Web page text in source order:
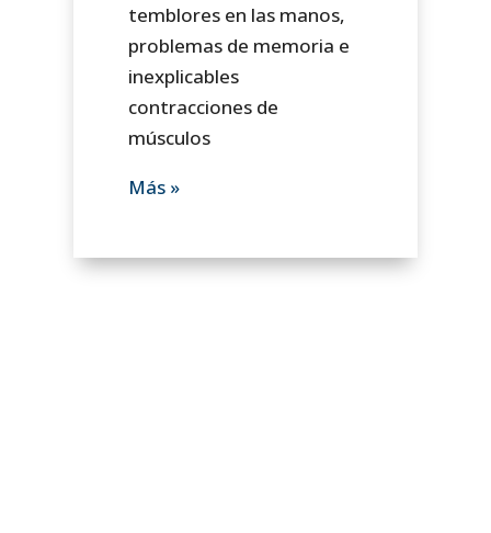
temblores en las manos,
problemas de memoria e
inexplicables
contracciones de
músculos
Más »